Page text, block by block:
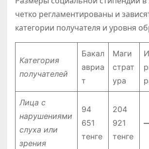
четко регламентированы и
категории получателя и уровня
Категория
получателей
Бакал
авриа
т
Маги
страт
ура
Лица с
нарушениями
слуха или
зрения
94
651
тенге
204
921
тенге